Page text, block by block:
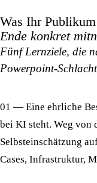
Was Ihr Publikum
Ende konkret
Fünf Lernziele, die
Powerpoint-
01 — Eine ehrliche
bei KI steht. Weg von
Selbsteinschätzung
Cases, Infrastruktur,